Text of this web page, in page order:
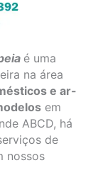
é uma
na área
e ar-
em
ABCD, há
de
nossos